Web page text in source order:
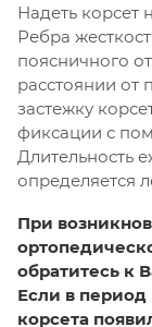
Надеть корсет
Ребра
поясничного
расстоянии от
застежку
фиксации с
Длительность
определяется
При
обратитесь к
Если в период
корсета